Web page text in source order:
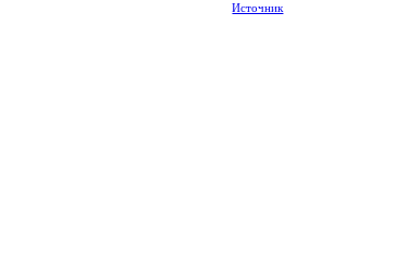
Источник